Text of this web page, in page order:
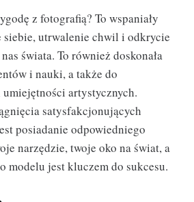
z fotografią? To wspaniały
siebie, utrwalenie chwil i odkrycie
świata. To również doskonała
i nauki, a także do
artystycznych.
satysfakcjonujących
posiadanie odpowiedniego
narzędzie, twoje oko na świat, a
modelu jest kluczem do sukcesu.